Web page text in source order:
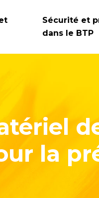
Sécurité et
dans le BTP
la